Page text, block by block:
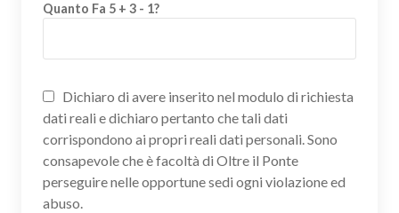
Quanto Fa 5 + 3 - 1?
Dichiaro di avere inserito nel modulo di richiesta
dati reali e dichiaro pertanto che tali dati
corrispondono ai propri reali dati personali. Sono
consapevole che è facoltà di Oltre il Ponte
perseguire nelle opportune sedi ogni violazione ed
abuso.